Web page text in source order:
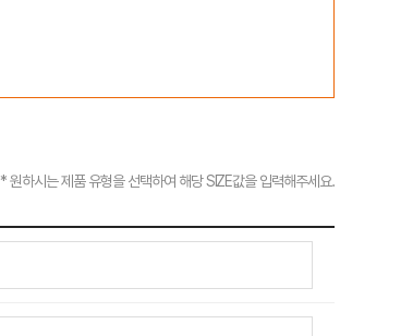
* 원하시는 제품 유형을 선택하여 해당 SIZE값을 입력해주세요.